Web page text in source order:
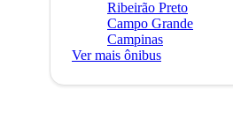
Ribeirão Preto
Campo Grande
Campinas
Ver mais ônibus